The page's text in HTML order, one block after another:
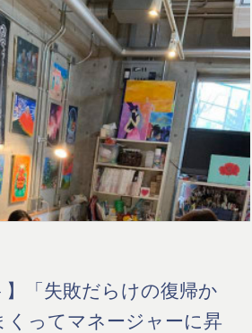
】「失敗だらけの復帰か
くってマネージャーに昇